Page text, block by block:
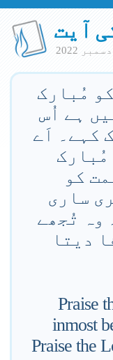
آیت
مُبارک
ہے اُس
کہے۔ اَے
مُبارک
کو
ساری
وہ تُجھے
دیتا
Praise
inmost
Praise the